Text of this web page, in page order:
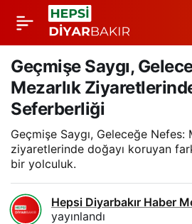
Geçmişe Saygı,
Mezarlık
Seferberliği
Geçmişe Saygı, Geleceğe Nefes:
ziyaretlerinde doğayı koruyan
bir yolculuk.
Hepsi Diyarbakır Haber
yayınlandı
Kayapınar’da Nesli
Tehlikedeki Oklu Kirpi
Üzerine Şaşırtıcı Anlar